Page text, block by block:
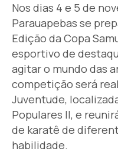
Nos dias 4 e 5 de
Parauapebas se
Edição da Copa
esportivo de
agitar o mundo das
competição será
Juventude,
Populares II, e
de karatê de
habilidade.